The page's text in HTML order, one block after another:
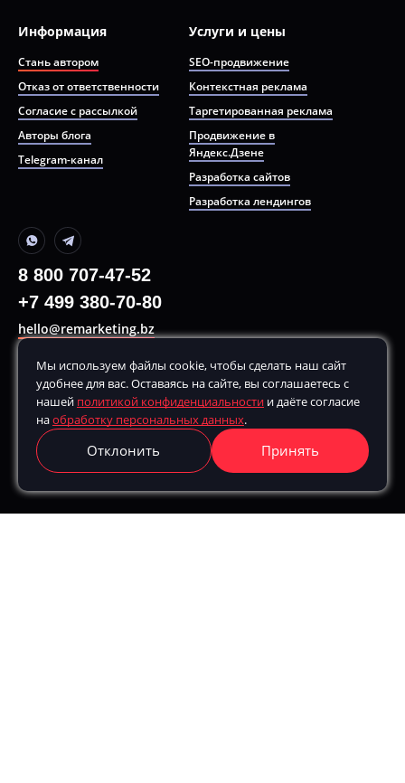
Информация
Стань автором
Отказ от ответственности
Согласие с рассылкой
Авторы блога
Telegram-канал
Услуги и цены
SEO-продвижение
Контекстная реклама
Таргетированная реклама
Продвижение в
Яндекс.Дзене
Разработка сайтов
Разработка лендингов
8 800 707-47-52
+7 499 380-70-80
hello@remarketing.bz
Перепечатка материалов без согласования допустима при
наличии dofollow-ссылки на страницу‑источник и в
соответствии стребованиями к цитированию и копированию
контента
Получить консультацию
Мы используем файлы cookie, чтобы сделать наш сайт
удобнее для вас. Оставаясь на сайте, вы соглашаетесь с
нашей политикой конфиденциальности и даёте согласие
наобработку персональных данных.
Отклонить Принять